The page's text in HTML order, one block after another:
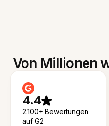
Von Millionen
4.4
2.100+ Bewertungen
auf G2